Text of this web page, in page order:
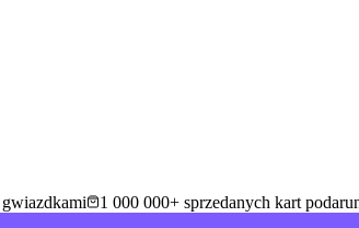
1 000 000+ sprzedanych kart